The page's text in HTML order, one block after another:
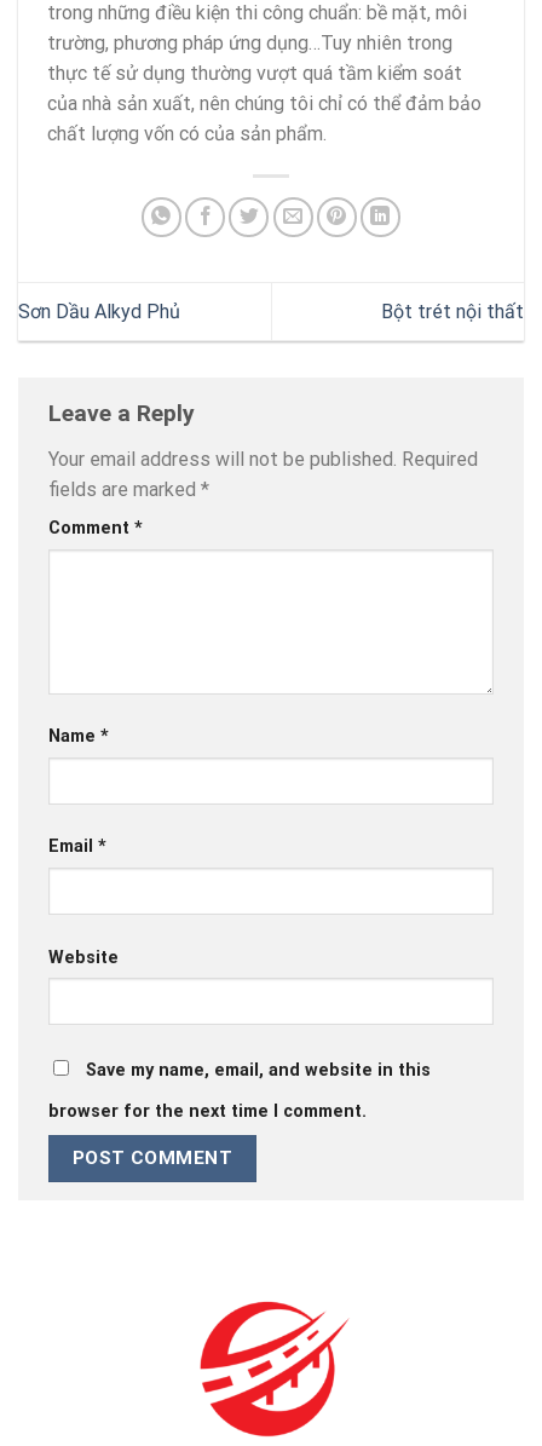
trong những điều kiện thi công chuẩn: bề mặt, môi
trường, phương pháp ứng dụng…Tuy nhiên trong
thực tế sử dụng thường vượt quá tầm kiểm soát
của nhà sản xuất, nên chúng tôi chỉ có thể đảm bảo
chất lượng vốn có của sản phẩm.
Sơn Dầu Alkyd Phủ Bột trét nội thất
Leave a Reply
Your email address will not be published. Required
fields are marked *
Comment *
Name *
Email *
Website
Save my name, email, and website in this
browser for the next time I comment.